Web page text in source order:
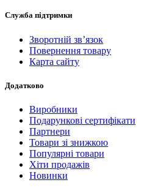
Служба підтримки
Зворотній зв’язок
Повернення товару
Карта сайту
Додатково
Виробники
Подарункові сертифікати
Партнери
Товари зі знижкою
Популярні товари
Хіти продажів
Новинки